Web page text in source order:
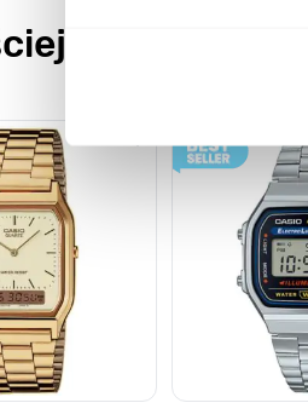
kupowane
karuzeli jest możliwe za
karuzelę
do nawigacji karuzeli